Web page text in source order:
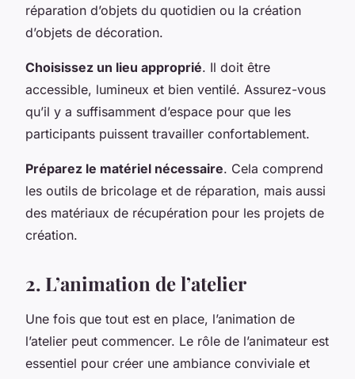
réparation d’objets du quotidien ou la création
d’objets de décoration.
Choisissez un lieu approprié. Il doit être
accessible, lumineux et bien ventilé. Assurez-vous
qu’il y a suffisamment d’espace pour que les
participants puissent travailler confortablement.
Préparez le matériel nécessaire. Cela comprend
les outils de bricolage et de réparation, mais aussi
des matériaux de récupération pour les projets de
création.
2. L’animation de l’atelier
Une fois que tout est en place, l’animation de
l’atelier peut commencer. Le rôle de l’animateur est
essentiel pour créer une ambiance conviviale et